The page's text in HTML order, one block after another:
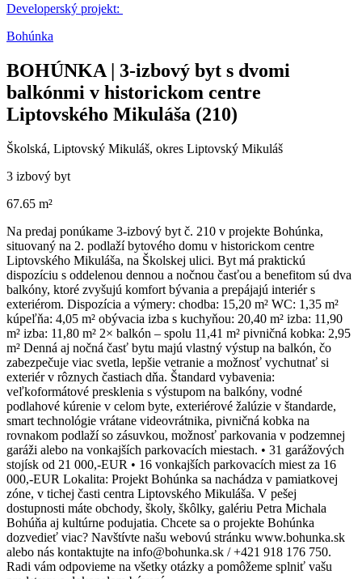
Developerský projekt:
Bohúnka
BOHÚNKA | 3-izbový byt s dvomi
balkónmi v historickom centre
Liptovského Mikuláša (210)
Školská, Liptovský Mikuláš, okres Liptovský Mikuláš
3 izbový byt
67.65 m²
Na predaj ponúkame 3-izbový byt č. 210 v projekte Bohúnka,
situovaný na 2. podlaží bytového domu v historickom centre
Liptovského Mikuláša, na Školskej ulici. Byt má praktickú
dispozíciu s oddelenou dennou a nočnou časťou a benefitom sú dva
balkóny, ktoré zvyšujú komfort bývania a prepájajú interiér s
exteriérom. Dispozícia a výmery: chodba: 15,20 m² WC: 1,35 m²
kúpeľňa: 4,05 m² obývacia izba s kuchyňou: 20,40 m² izba: 11,90
m² izba: 11,80 m² 2× balkón – spolu 11,41 m² pivničná kobka: 2,95
m² Denná aj nočná časť bytu majú vlastný výstup na balkón, čo
zabezpečuje viac svetla, lepšie vetranie a možnosť vychutnať si
exteriér v rôznych častiach dňa. Štandard vybavenia:
veľkoformátové presklenia s výstupom na balkóny, vodné
podlahové kúrenie v celom byte, exteriérové žalúzie v štandarde,
smart technológie vrátane videovrátnika, pivničná kobka na
rovnakom podlaží so zásuvkou, možnosť parkovania v podzemnej
garáži alebo na vonkajších parkovacích miestach. • 31 garážových
stojísk od 21 000,-EUR • 16 vonkajších parkovacích miest za 16
000,-EUR Lokalita: Projekt Bohúnka sa nachádza v pamiatkovej
zóne, v tichej časti centra Liptovského Mikuláša. V pešej
dostupnosti máte obchody, školy, škôlky, galériu Petra Michala
Bohúňa aj kultúrne podujatia. Chcete sa o projekte Bohúnka
dozvedieť viac? Navštívte našu webovú stránku www.bohunka.sk
alebo nás kontaktujte na info@bohunka.sk / +421 918 176 750.
Radi vám odpovieme na všetky otázky a pomôžeme splniť vašu